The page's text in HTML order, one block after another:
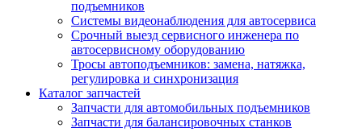
подъемников
Системы видеонаблюдения для автосервиса
Срочный выезд сервисного инженера по
автосервисному оборудованию
Тросы автоподъемников: замена, натяжка,
регулировка и синхронизация
Каталог запчастей
Запчасти для автомобильных подъемников
Запчасти для балансировочных станков